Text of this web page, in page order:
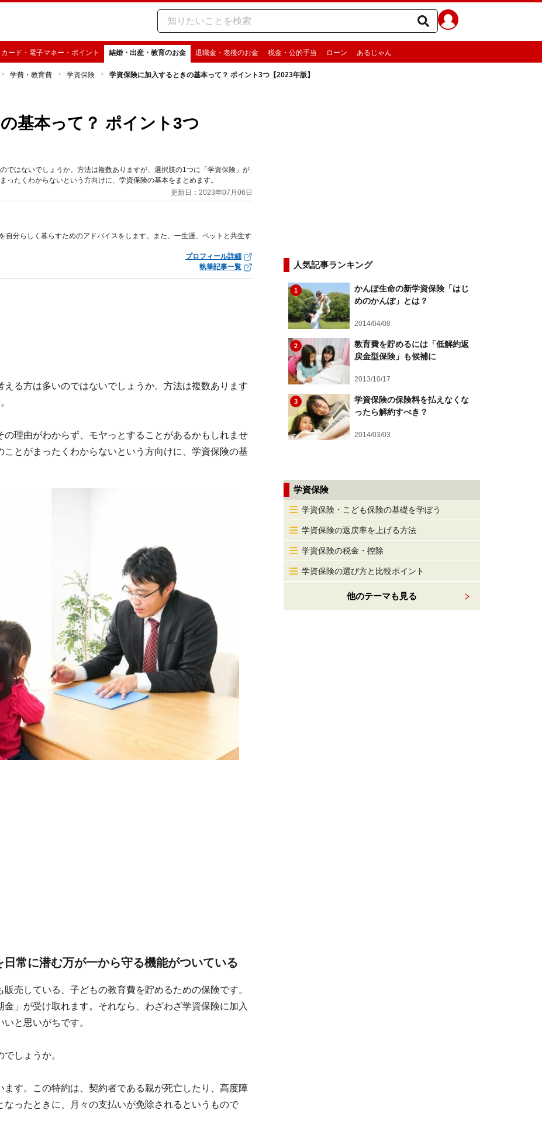
ード・電子マネー・ポイント 結婚・出産・教育のお金 退職金・老後のお金 税金・公的手当 ローン あるじゃん
学費・教育費 学資保険 学資保険に加入するときの基本って？ ポイント3つ【2023年版】
基本って？ ポイント3つ
ではないでしょうか。方法は複数ありますが、選択肢の1つに「学資保険」が
たくわからないという方向けに、学資保険の基本をまとめます。
更新日：2023年07月06日
自分らしく暮らすためのアドバイスをします。また、一生涯、ペットと共生す
プロフィール詳細
執筆記事一覧
る方は多いのではないでしょうか。方法は複数あります
の理由がわからず、モヤっとすることがあるかもしれませ
とがまったくわからないという方向けに、学資保険の基
常に潜む万が一から守る機能がついている
売している、子どもの教育費を貯めるための保険です。
」が受け取れます。それなら、わざわざ学資保険に加入
と思いがちです。
しょうか。
す。この特約は、契約者である親が死亡したり、高度障
ったときに、月々の支払いが免除されるというもので
人気記事ランキング
1
かんぽ生命の新学資保険「はじ
めのかんぽ」とは？
2014/04/08
2
教育費を貯めるには「低解約返
戻金型保険」も候補に
2013/10/17
3
学資保険の保険料を払えなくな
ったら解約すべき？
2014/03/03
学資保険
学資保険・こども保険の基礎を学ぼう
学資保険の返戻率を上げる方法
学資保険の税金・控除
学資保険の選び方と比較ポイント
他のテーマも見る